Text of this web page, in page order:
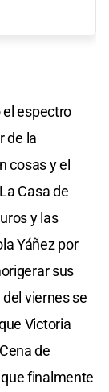
espectro
de la
cosas y el
Casa de
y las
Yáñez por
sus
viernes se
Victoria
de
finalmente